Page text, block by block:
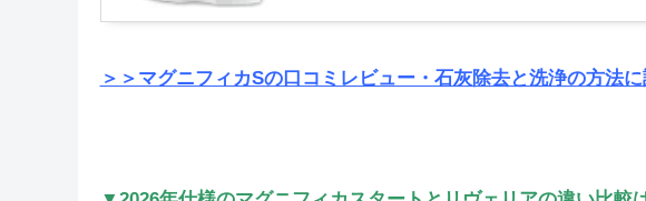
＞＞マグニフィカSの口コミレビュー・石灰除去と洗浄の方法